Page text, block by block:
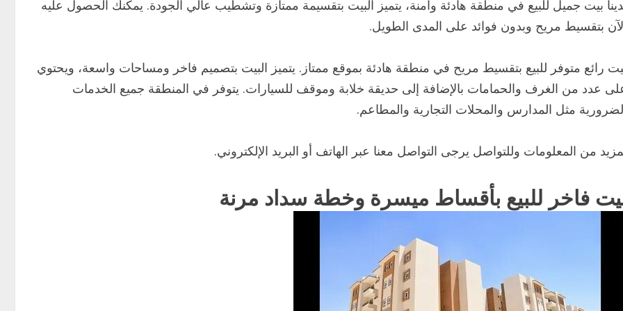
بيت جميل للبيع في منطقة هادئة وآمنة، يتميز البيت بتقسيمة ممتازة وتشطيب عالي الجودة. يمكنك الحصول عليه
بتقسيط مريح وبدون فوائد على المدى الطويل.
رائع متوفر للبيع بتقسيط مريح في منطقة هادئة بموقع ممتاز. يتميز البيت بتصميم فاخر ومساحات واسعة، ويحتوي
عدد من الغرف والحمامات بالإضافة إلى حديقة خلابة وموقف للسيارات. يتوفر في المنطقة جميع الخدمات
مثل المدارس والمحلات التجارية والمطاعم.
من المعلومات وللتواصل يرجى التواصل معنا عبر الهاتف أو البريد الإلكتروني.
فاخر للبيع بأقساط ميسرة وخطة سداد مرنة